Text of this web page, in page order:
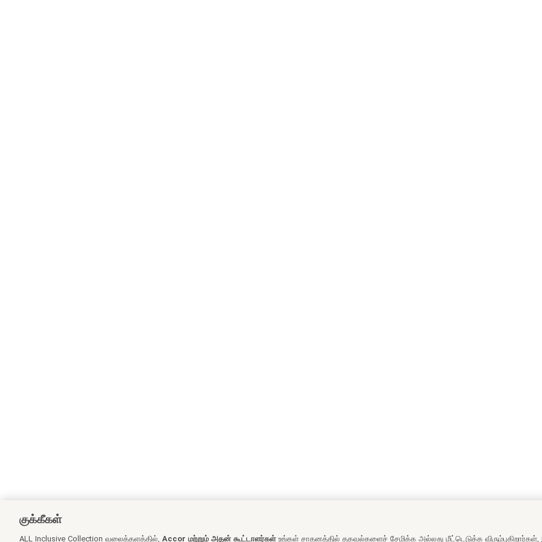
குக்கீகள்
ALL Inclusive Collection வலைத்தளத்தில், Accor மற்றும் அதன் கூட்டாளர்கள்உங்கள் சாதனத்தில் தகவல்களைச் சேமிக்க அல்லது மீட்டெடுக்க